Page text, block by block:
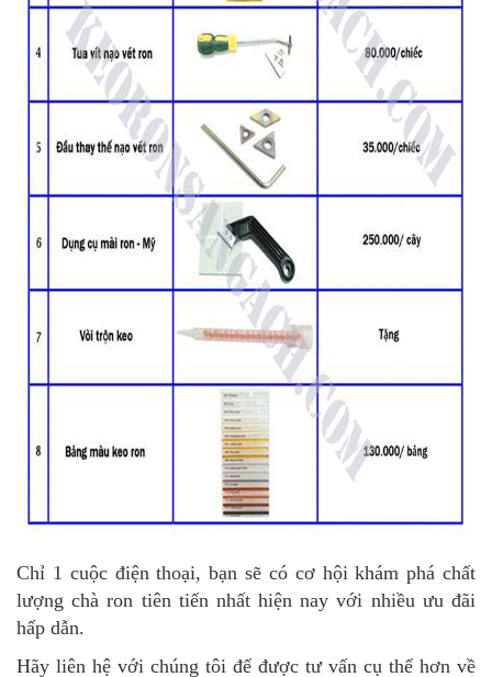
Chỉ 1 cuộc điện thoại, bạn sẽ có cơ hội khám phá chất
lượng chà ron tiên tiến nhất hiện nay với nhiều ưu đãi
hấp dẫn.
Hãy liên hệ với chúng tôi để được tư vấn cụ thể hơn về